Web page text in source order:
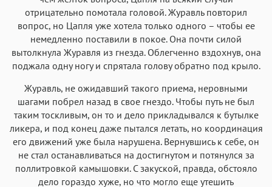
отрицательно помотала головой. Журавль повторил
вопрос, но Цапля уже хотела только одного – чтобы ее
немедленно поставили в покое. Она почти силой
вытолкнула Журавля из гнезда. Облегченно вздохнув, она
поджала одну ногу и спрятала голову обратно под крыло.
Журавль, не ожидавший такого приема, неровными
шагами побрел назад в свое гнездо. Чтобы путь не был
таким тоскливым, он то и дело прикладывался к бутылке
ликера, и под конец даже пытался летать, но координация
его движений уже была нарушена. Вернувшись к себе, он
не стал останавливаться на достигнутом и потянулся за
поллитровкой камышовки. С закуской, правда, обстояло
дело гораздо хуже, но что могло еще утешить